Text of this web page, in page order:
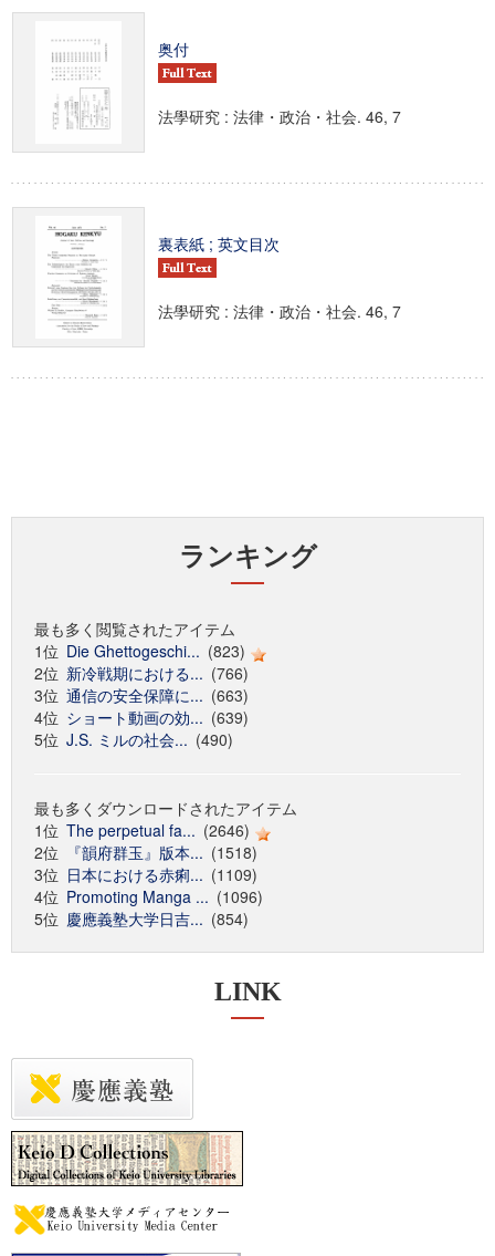
奥付
法學研究 : 法律・政治・社会. 46, 7
裏表紙 ; 英文目次
法學研究 : 法律・政治・社会. 46, 7
ランキング
最も多く閲覧されたアイテム
1位 Die Ghettogeschi... (823)
2位 新冷戦期における... (766)
3位 通信の安全保障に... (663)
4位 ショート動画の効... (639)
5位 J.S. ミルの社会... (490)
最も多くダウンロードされたアイテム
1位 The perpetual fa... (2646)
2位
『韻府群玉』版本... (1518)
3位 日本における赤痢... (1109)
4位 Promoting Manga ... (1096)
5位 慶應義塾大学日吉... (854)
LINK